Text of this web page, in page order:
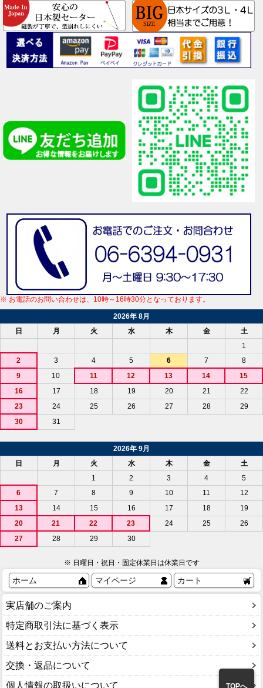
※ お電話のお問い合わせは、10時～16時30分となっております。
2026年 8月
日
月 火 水 木 金
土
1
2
3 4 5 6 7
8
9
10 11 12 13 14
15
16
17 18 19 20 21
22
23
24 25 26 27 28
29
30
31
2026年 9月
日
月 火 水 木 金
土
1
2 3 4
5
6
7 8 9 10 11
12
13
14 15 16 17 18
19
20
21 22 23 24 25
26
27
28 29 30
※ 日曜日・祝日・固定休業日は休業日です
TOPへ
ホーム マイページ カート
実店舗のご案内
特定商取引法に基づく表示
送料とお支払い方法について
交換・返品について
個人情報の取扱いについて